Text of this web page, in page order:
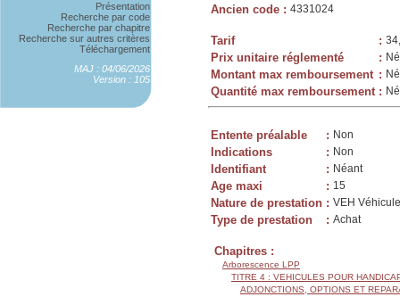
Présentation
Recherche par code
Recherche par chapitre
Recherche sur autres critères
Téléchargement
MAJ : 04/06/2026
Version : 105
Ancien code : 4331024
Tarif :
Prix unitaire réglementé :
Montant max remboursement :
Quantité max remboursement :
Entente préalable : Non
Indications : Non
Identifiant : Néant
Age maxi : 15
Nature de prestation : VEH
Type de prestation : Achat
Chapitres :
Arborescence LPP
TITRE 4 : VEHICULES POUR
ADJONCTIONS, OPTIONS ET